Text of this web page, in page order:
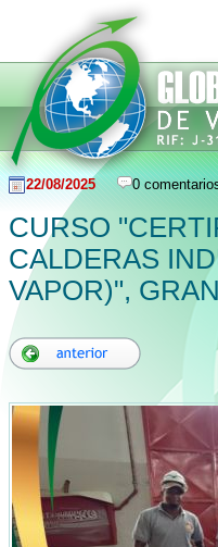
22/08/2025 0
CURSO
CALDERAS
VAPOR)",